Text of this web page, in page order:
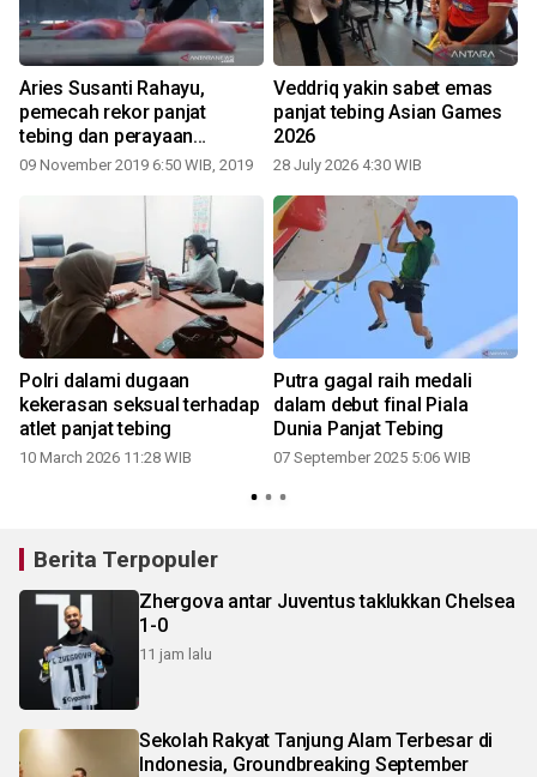
Aries Susanti Rahayu,
pemecah rekor panjat
tebing dan perayaan
prestasi perempuan
09 November 2019 6:50 WIB, 2019
Veddriq yakin sabet emas
panjat tebing Asian Games
2026
28 July 2026 4:30 WIB
Polri dalami dugaan
kekerasan seksual terhadap
atlet panjat tebing
10 March 2026 11:28 WIB
Putra gagal raih medali
dalam debut final Piala
Dunia Panjat Tebing
07 September 2025 5:06 WIB
Berita Terpopuler
Zhergova antar Juventus taklukkan Chelsea
1-0
11 jam lalu
Sekolah Rakyat Tanjung Alam Terbesar di
Indonesia, Groundbreaking September